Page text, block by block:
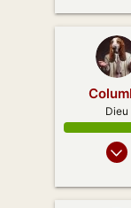
Dieu
16